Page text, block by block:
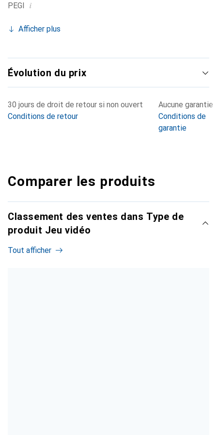
PEGI i
Afficher plus
Évolution du prix
30 jours de droit de retour si non ouvert
Conditions de retour
Aucune garantie
Conditions de
garantie
Comparer les produits
Classement des ventes dans Type de
produit Jeu vidéo
Tout afficher